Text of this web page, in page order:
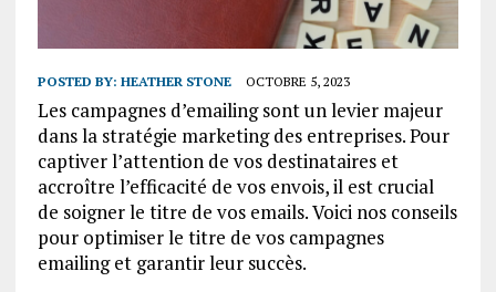
POSTED BY: HEATHER STONE OCTOBRE 5, 2023
Les campagnes d’emailing sont un levier majeur
dans la stratégie marketing des entreprises. Pour
captiver l’attention de vos destinataires et
accroître l’efficacité de vos envois, il est crucial
de soigner le titre de vos emails. Voici nos conseils
pour optimiser le titre de vos campagnes
emailing et garantir leur succès.